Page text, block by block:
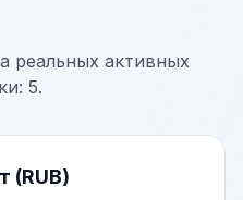
реальных активных
5.
(RUB)